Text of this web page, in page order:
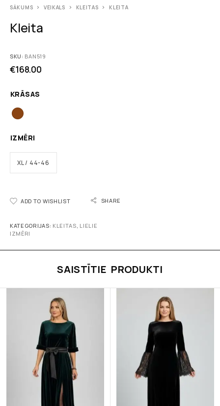
SĀKUMS VEIKALS KLEITAS KLEITA
Kleita
SKU: BAN519
€168.00
KRĀSAS
IZMĒRI
XL / 44-46
ADD TO WISHLIST SHARE
KATEGORIJAS: KLEITAS, LIELIE
IZMĒRI
SAISTĪTIE PRODUKTI